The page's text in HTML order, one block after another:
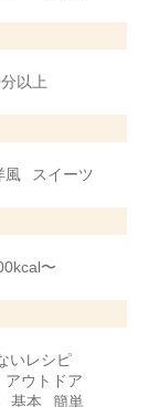
以上
風 スイーツ
〜
いレシピ
アウトドア
基本 簡単